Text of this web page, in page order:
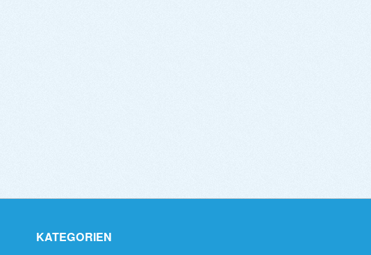
KATEGORIEN